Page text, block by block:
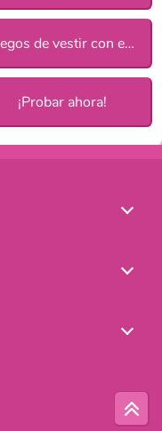
Juegos de vestir con estilo para chicas
¡Probar ahora!